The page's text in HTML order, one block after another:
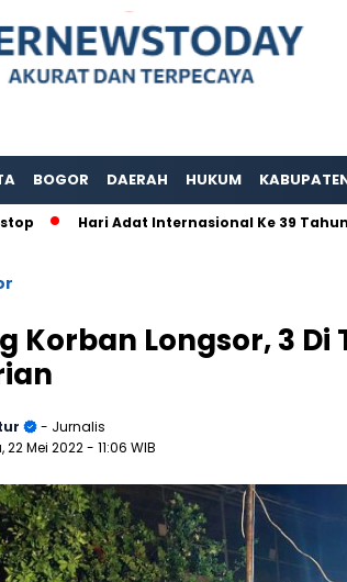
BOGOR DAERAH HUKUM
Hari Adat Internasional Ke 39 Tahun,
Korban Longsor, 3 Di
- Jurnalis
22 Mei 2022- 11:06 WIB